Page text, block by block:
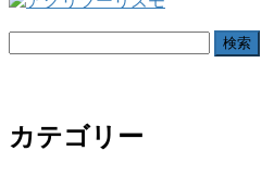
カテゴリー